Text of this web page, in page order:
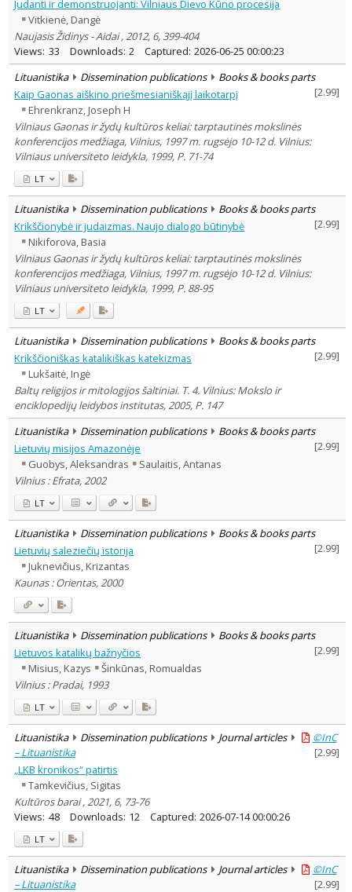
Judanti ir demonstruojanti: Vilniaus Dievo Kūno procesija
Vitkienė, Dangė
Naujasis Židinys - Aidai , 2012, 6, 399-404
Views: 33 Downloads: 2 Captured: 2026-06-25 00:00:23
Lituanistika
Dissemination publications
Books & books parts
[2.99]
Kaip Gaonas aiškino priešmesianiškąjį laikotarpį
Ehrenkranz, Joseph H
Vilniaus Gaonas ir žydų kultūros keliai: tarptautinės mokslinės
konferencijos medžiaga, Vilnius, 1997 m. rugsėjo 10-12 d. Vilnius:
Vilniaus universiteto leidykla, 1999, P. 71-74
LT
Lituanistika Dissemination publications
Books & books parts
[2.99]
Krikščionybė ir judaizmas. Naujo dialogo būtinybė
Nikiforova, Basia
Vilniaus Gaonas ir žydų kultūros keliai: tarptautinės mokslinės
konferencijos medžiaga, Vilnius, 1997 m. rugsėjo 10-12 d. Vilnius:
Vilniaus universiteto leidykla, 1999, P. 88-95
LT
Lituanistika Dissemination publications
Books & books parts
[2.99]
Krikščioniškas katalikiškas katekizmas
Lukšaitė, Ingė
Baltų religijos ir mitologijos šaltiniai. T. 4. Vilnius: Mokslo ir
enciklopedijų leidybos institutas, 2005, P. 147
Lituanistika
Dissemination publications
Books & books parts
[2.99]
Lietuvių misijos Amazonėje
Guobys, Aleksandras
Saulaitis, Antanas
Vilnius : Efrata, 2002
LT
Lituanistika Dissemination publications
Books & books parts
[2.99]
Lietuvių saleziečių istorija
Juknevičius, Krizantas
Kaunas : Orientas, 2000
Lituanistika Dissemination publications
Books & books parts
[2.99]
Lietuvos katalikų bažnyčios
Misius, Kazys
Šinkūnas, Romualdas
Vilnius : Pradai, 1993
LT
Lituanistika Dissemination publications Journal articles
©InC
– Lituanistika
[2.99]
„LKB kronikos“ patirtis
Tamkevičius, Sigitas
Kultūros barai , 2021, 6, 73-76
Views: 48 Downloads: 12 Captured: 2026-07-14 00:00:26
LT
Lituanistika Dissemination publications Journal articles
©InC
– Lituanistika
[2.99]